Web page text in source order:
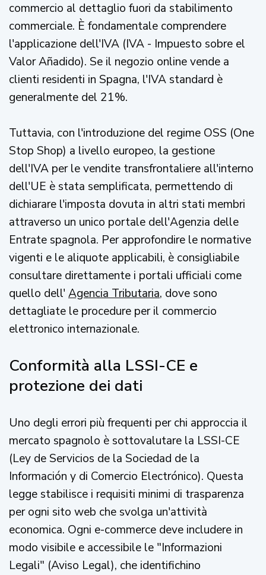
commercio al dettaglio fuori da stabilimento
commerciale. È fondamentale comprendere
l'applicazione dell'IVA (IVA - Impuesto sobre el
Valor Añadido). Se il negozio online vende a
clienti residenti in Spagna, l'IVA standard è
generalmente del 21%.
Tuttavia, con l'introduzione del regime OSS (One
Stop Shop) a livello europeo, la gestione
dell'IVA per le vendite transfrontaliere all'interno
dell'UE è stata semplificata, permettendo di
dichiarare l'imposta dovuta in altri stati membri
attraverso un unico portale dell'Agenzia delle
Entrate spagnola. Per approfondire le normative
vigenti e le aliquote applicabili, è consigliabile
consultare direttamente i portali ufficiali come
quello dell' Agencia Tributaria, dove sono
dettagliate le procedure per il commercio
elettronico internazionale.
Conformità alla LSSI-CE e
protezione dei dati
Uno degli errori più frequenti per chi approccia il
mercato spagnolo è sottovalutare la LSSI-CE
(Ley de Servicios de la Sociedad de la
Información y di Comercio Electrónico). Questa
legge stabilisce i requisiti minimi di trasparenza
per ogni sito web che svolga un'attività
economica. Ogni e-commerce deve includere in
modo visibile e accessibile le "Informazioni
Legali" (Aviso Legal), che identifichino